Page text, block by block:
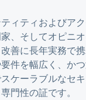
ィティおよびア
、そしてオピニ
善に長年実務で
件を幅広く、か
ケーラブルなセ
門性の証です。